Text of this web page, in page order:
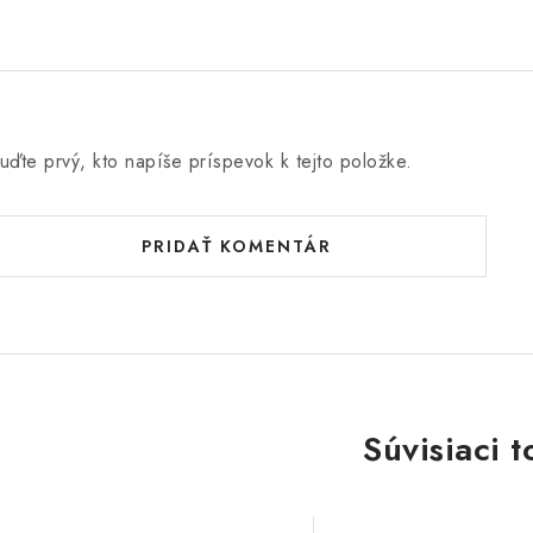
prvý, kto napíše príspevok k tejto položke.
PRIDAŤ KOMENTÁR
Súvisiaci